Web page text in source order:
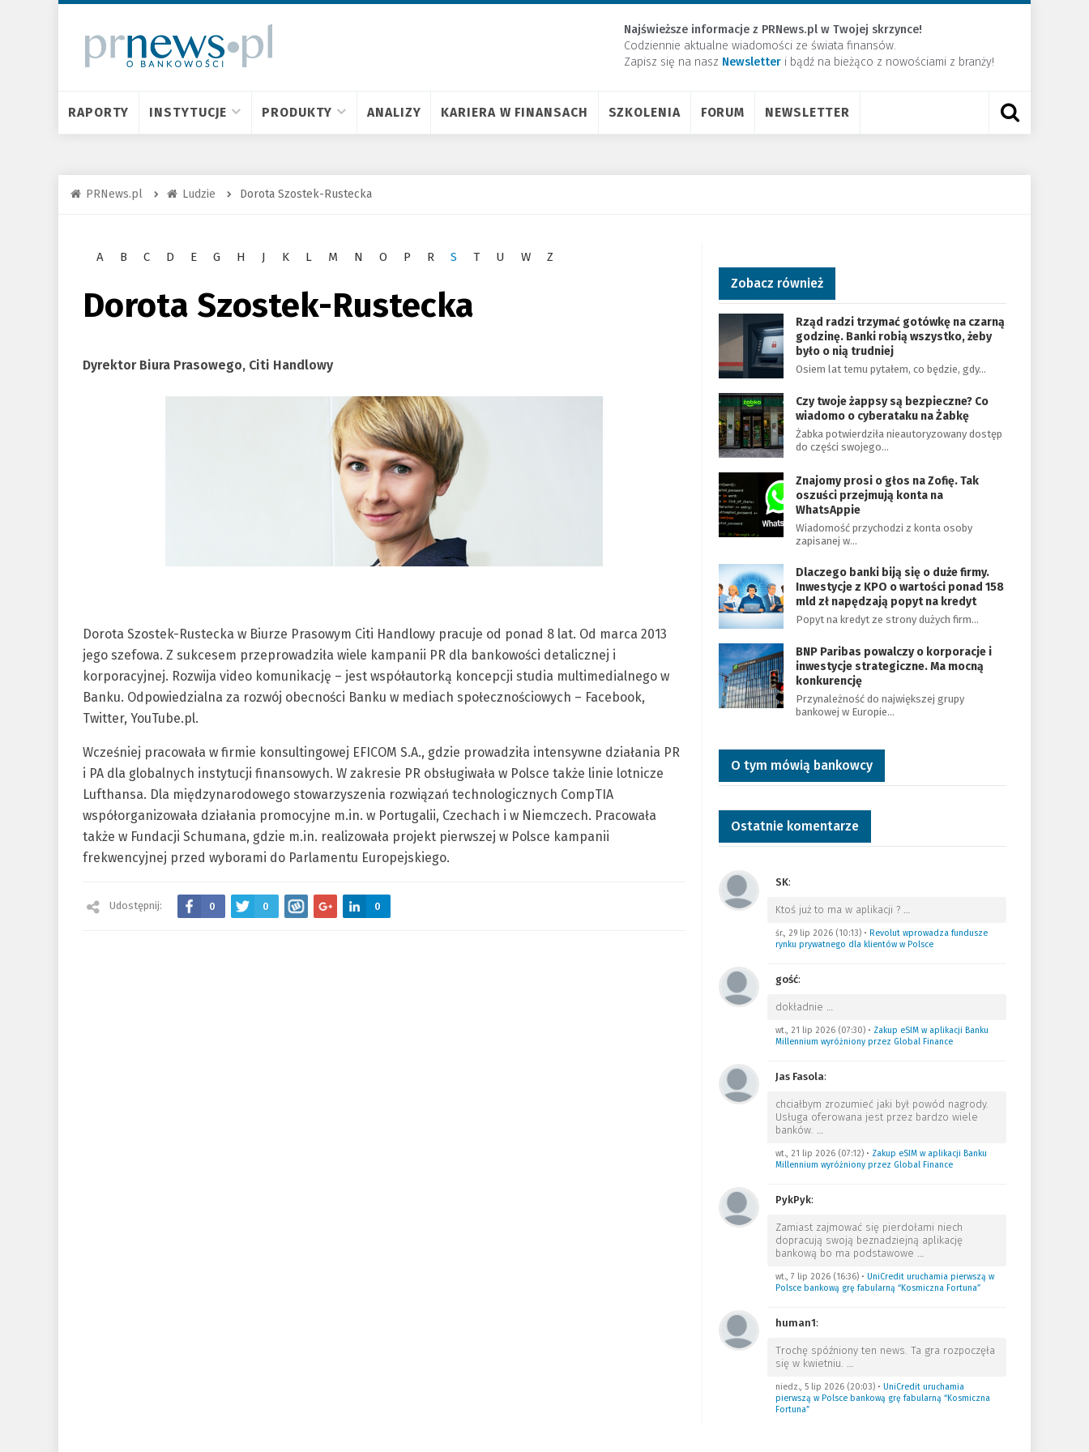
Najświeższe informacje z PRNews.pl w Twojej skrzynce!
Codziennie aktualne wiadomości ze świata finansów.
Zapisz się na nasz Newsletter ​i bądź na bieżąco z nowościami z branży!
RAPORTY INSTYTUCJE PRODUKTY ANALIZY KARIERA W FINANSACH SZKOLENIA FORUM NEWSLETTER
PRNews.pl Ludzie Dorota Szostek-Rustecka
A B C D E G H J K L M N O P R S T U W Z
Dorota Szostek-Rustecka
Dyrektor Biura Prasowego, Citi Handlowy
Dorota Szostek-Rustecka w Biurze Prasowym Citi Handlowy pracuje od ponad 8 lat. Od marca 2013
jego szefowa. Z sukcesem przeprowadziła wiele kampanii PR dla bankowości detalicznej i
korporacyjnej. Rozwija video komunikację – jest współautorką koncepcji studia multimedialnego w
Banku. Odpowiedzialna za rozwój obecności Banku w mediach społecznościowych – Facebook,
Twitter, YouTube.pl.
Wcześniej pracowała w firmie konsultingowej EFICOM S.A., gdzie prowadziła intensywne działania PR
i PA dla globalnych instytucji finansowych. W zakresie PR obsługiwała w Polsce także linie lotnicze
Lufthansa. Dla międzynarodowego stowarzyszenia rozwiązań technologicznych CompTIA
współorganizowała działania promocyjne m.in. w Portugalii, Czechach i w Niemczech. Pracowała
także w Fundacji Schumana, gdzie m.in. realizowała projekt pierwszej w Polsce kampanii
frekwencyjnej przed wyborami do Parlamentu Europejskiego.
Udostępnij: 0 0 0
Zobacz również
Rząd radzi trzymać gotówkę na czarną
godzinę. Banki robią wszystko, żeby
było o nią trudniej
Osiem lat temu pytałem, co będzie, gdy…
Czy twoje żappsy są bezpieczne? Co
wiadomo o cyberataku na Żabkę
Żabka potwierdziła nieautoryzowany dostęp
do części swojego…
Znajomy prosi o głos na Zofię. Tak
oszuści przejmują konta na
WhatsAppie
Wiadomość przychodzi z konta osoby
zapisanej w…
Dlaczego banki biją się o duże firmy.
Inwestycje z KPO o wartości ponad 158
mld zł napędzają popyt na kredyt
Popyt na kredyt ze strony dużych firm…
BNP Paribas powalczy o korporacje i
inwestycje strategiczne. Ma mocną
konkurencję
Przynależność do największej grupy
bankowej w Europie…
O tym mówią bankowcy
Ostatnie komentarze
SK:
Ktoś już to ma w aplikacji ? …
śr., 29 lip 2026 (10:13)• Revolut wprowadza fundusze
rynku prywatnego dla klientów w Polsce
gość:
dokładnie …
wt., 21 lip 2026 (07:30)• Zakup eSIM w aplikacji Banku
Millennium wyróżniony przez Global Finance
Jas Fasola:
chciałbym zrozumieć jaki był powód nagrody.
Usługa oferowana jest przez bardzo wiele
banków. …
wt., 21 lip 2026 (07:12)• Zakup eSIM w aplikacji Banku
Millennium wyróżniony przez Global Finance
PykPyk:
Zamiast zajmować się pierdołami niech
dopracują swoją beznadziejną aplikację
bankową bo ma podstawowe …
wt., 7 lip 2026 (16:36)• UniCredit uruchamia pierwszą w
Polsce bankową grę fabularną “Kosmiczna Fortuna”
human1:
Trochę spóźniony ten news. Ta gra rozpoczęła
się w kwietniu. …
niedz., 5 lip 2026 (20:03)• UniCredit uruchamia
pierwszą w Polsce bankową grę fabularną “Kosmiczna
Fortuna”